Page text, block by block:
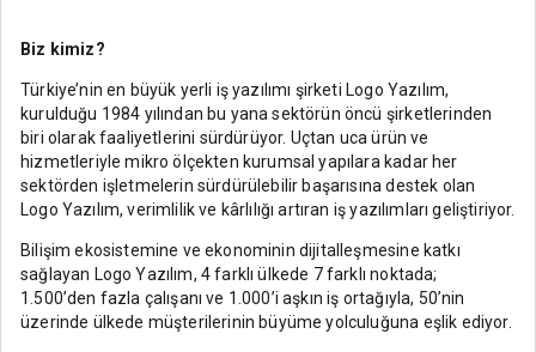
Biz kimiz?
Türkiye’nin en büyük yerli iş yazılımı şirketi Logo Yazılım,
kurulduğu 1984 yılından bu yana sektörün öncü şirketlerinden
biri olarak faaliyetlerini sürdürüyor. Uçtan uca ürün ve
hizmetleriyle mikro ölçekten kurumsal yapılara kadar her
sektörden işletmelerin sürdürülebilir başarısına destek olan
Logo Yazılım, verimlilik ve kârlılığı artıran iş yazılımları geliştiriyor.
Bilişim ekosistemine ve ekonominin dijitalleşmesine katkı
sağlayan Logo Yazılım, 4 farklı ülkede 7 farklı noktada;
1.500’den fazla çalışanı ve 1.000’i aşkın iş ortağıyla, 50’nin
üzerinde ülkede müşterilerinin büyüme yolculuğuna eşlik ediyor.